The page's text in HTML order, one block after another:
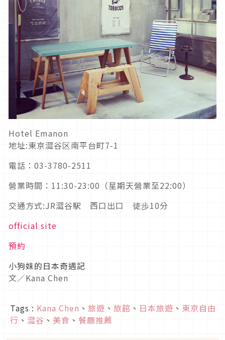
Hotel Emanon
地址:東京澀谷区南平台町7-1
電話：03-3780-2511
營業時間：11:30-23:00（星期天營業至22:00）
交通方式:JR澀谷駅 西口出口 徒歩10分
official site
預約
小狗妹的日本奇遇記
文／Kana Chen
Tags : Kana Chen 、 旅遊 、 旅館 、 日本旅遊 、 東京自由
行 、 澀谷 、 美食 、 餐廳推薦